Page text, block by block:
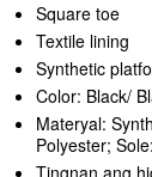
Square toe
Textile lining
Synthetic
Color: Black/
Materyal:
Polyester;
Tingnan ang